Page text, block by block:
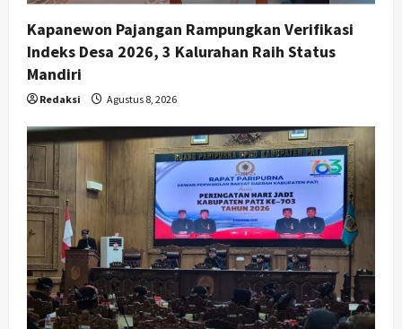
Kapanewon Pajangan Rampungkan Verifikasi
Indeks Desa 2026, 3 Kalurahan Raih Status
Mandiri
Redaksi Agustus 8, 2026